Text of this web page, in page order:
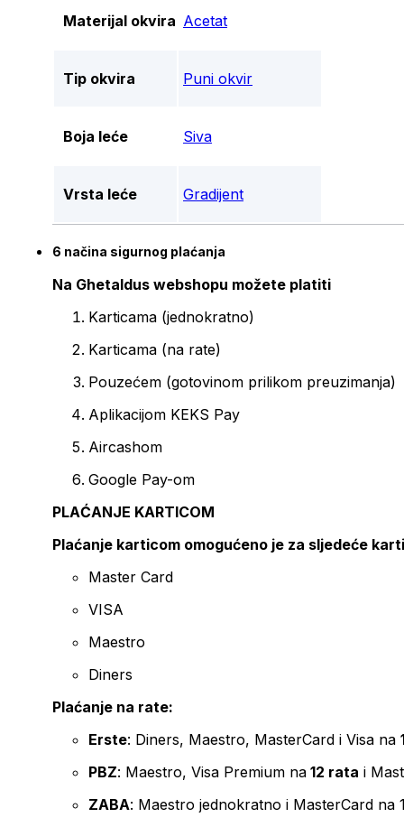
Materijal okvira Acetat
Tip okvira Puni okvir
Boja leće Siva
Vrsta leće Gradijent
6 načina sigurnog plaćanja
Na Ghetaldus webshopu možete platiti
Karticama (jednokratno)
Karticama (na rate)
Pouzećem (gotovinom prilikom preuzimanja)
Aplikacijom KEKS Pay
Aircashom
Google Pay-om
PLAĆANJE KARTICOM
Plaćanje karticom omogućeno je za sljedeće
Master Card
VISA
Maestro
Diners
Plaćanje na rate:
Erste: Diners, Maestro, MasterCard i Visa na
PBZ: Maestro, Visa Premium na 12 rata i
ZABA: Maestro jednokratno i MasterCard na